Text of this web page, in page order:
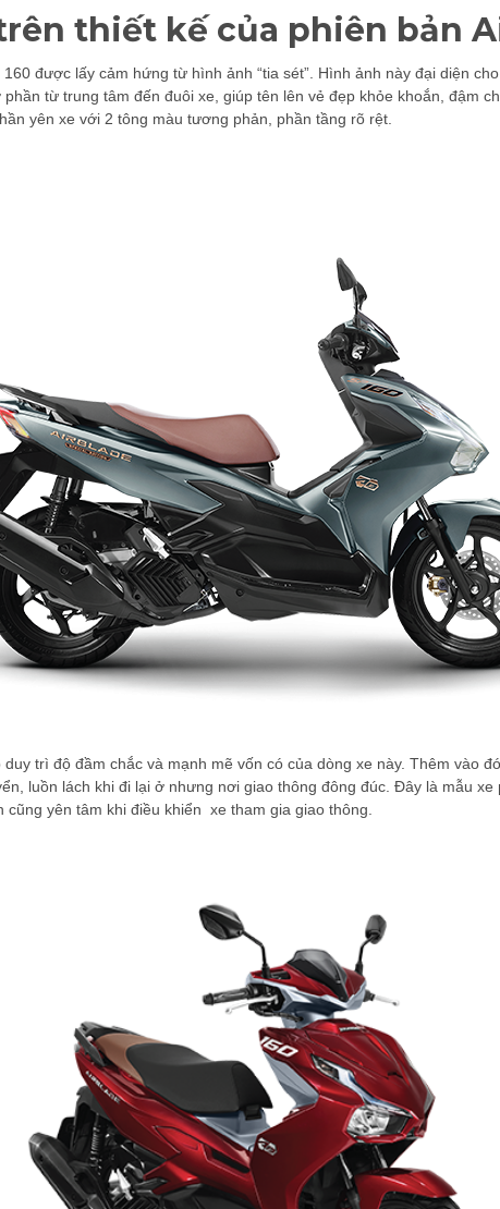
thiết kế của phiên bản
được lấy cảm hứng từ hình ảnh “tia sét”. Hình ảnh này đại diện
từ trung tâm đến đuôi xe, giúp tên lên vẻ đẹp khỏe khoắn, đậm
yên xe với 2 tông màu tương phản, phần tầng rõ rệt.
trì độ đầm chắc và mạnh mẽ vốn có của dòng xe này. Thêm vào
luồn lách khi đi lại ở nhưng nơi giao thông đông đúc. Đây là mẫu
yên tâm khi điều khiển xe tham gia giao thông.